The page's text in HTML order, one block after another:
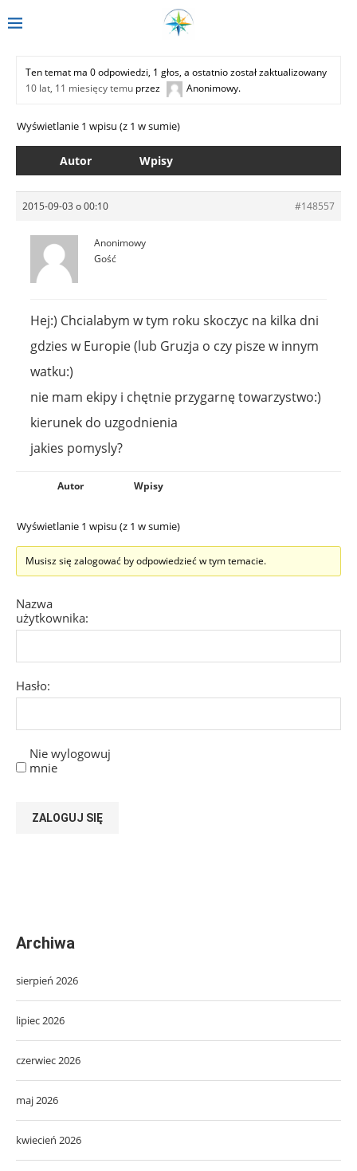
Ten temat ma 0 odpowiedzi, 1 głos, a ostatnio został zaktualizowany
10 lat, 11 miesięcy temu przez Anonimowy.
Wyświetlanie 1 wpisu (z 1 w sumie)
Autor Wpisy
2015-09-03 o 00:10 #148557
Anonimowy
Gość
Hej:) Chcialabym w tym roku skoczyc na kilka dni
gdzies w Europie (lub Gruzja o czy pisze w innym
watku:)
nie mam ekipy i chętnie przygarnę towarzystwo:)
kierunek do uzgodnienia
jakies pomysly?
Autor Wpisy
Wyświetlanie 1 wpisu (z 1 w sumie)
Musisz się zalogować by odpowiedzieć w tym temacie.
Nazwa
użytkownika:
Hasło:
Nie wylogowuj
mnie
ZALOGUJ SIĘ
Archiwa
sierpień 2026
lipiec 2026
czerwiec 2026
maj 2026
kwiecień 2026